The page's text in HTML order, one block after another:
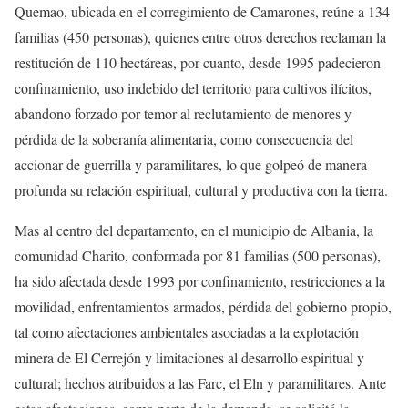
Quemao, ubicada en el corregimiento de Camarones, reúne a 134
familias (450 personas), quienes entre otros derechos reclaman la
restitución de 110 hectáreas, por cuanto, desde 1995 padecieron
confinamiento, uso indebido del territorio para cultivos ilícitos,
abandono forzado por temor al reclutamiento de menores y
pérdida de la soberanía alimentaria, como consecuencia del
accionar de guerrilla y paramilitares, lo que golpeó de manera
profunda su relación espiritual, cultural y productiva con la tierra.
Mas al centro del departamento, en el municipio de Albania, la
comunidad Charito, conformada por 81 familias (500 personas),
ha sido afectada desde 1993 por confinamiento, restricciones a la
movilidad, enfrentamientos armados, pérdida del gobierno propio,
tal como afectaciones ambientales asociadas a la explotación
minera de El Cerrejón y limitaciones al desarrollo espiritual y
cultural; hechos atribuidos a las Farc, el Eln y paramilitares. Ante